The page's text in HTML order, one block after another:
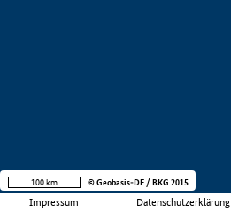
Impressum Datenschutzerklärung
100 km © Geobasis-DE / BKG 2015